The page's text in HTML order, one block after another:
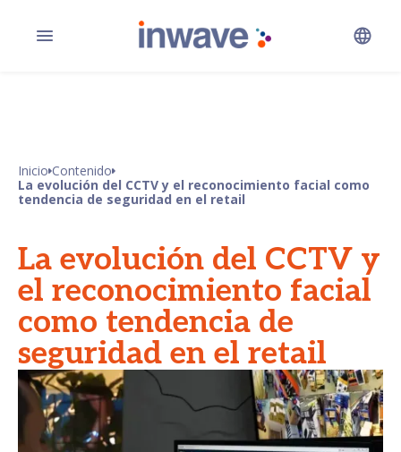
Inicio Contenido
La evolución del CCTV y el reconocimiento facial como
tendencia de seguridad en el retail
La evolución del CCTV y
el reconocimiento facial
como tendencia de
seguridad en el retail